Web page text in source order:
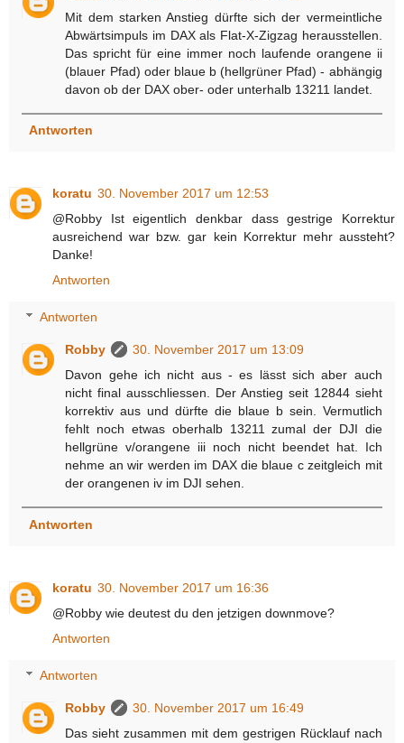
Mit dem starken Anstieg dürfte sich der vermeintliche
Abwärtsimpuls im DAX als Flat-X-Zigzag herausstellen.
Das spricht für eine immer noch laufende orangene ii
(blauer Pfad) oder blaue b (hellgrüner Pfad) - abhängig
davon ob der DAX ober- oder unterhalb 13211 landet.
Antworten
koratu 30. November 2017 um 12:53
@Robby Ist eigentlich denkbar dass gestrige Korrektur
ausreichend war bzw. gar kein Korrektur mehr aussteht?
Danke!
Antworten
Antworten
Robby
30. November 2017 um 13:09
Davon gehe ich nicht aus - es lässt sich aber auch
nicht final ausschliessen. Der Anstieg seit 12844 sieht
korrektiv aus und dürfte die blaue b sein. Vermutlich
fehlt noch etwas oberhalb 13211 zumal der DJI die
hellgrüne v/orangene iii noch nicht beendet hat. Ich
nehme an wir werden im DAX die blaue c zeitgleich mit
der orangenen iv im DJI sehen.
Antworten
koratu 30. November 2017 um 16:36
@Robby wie deutest du den jetzigen downmove?
Antworten
Antworten
Robby
30. November 2017 um 16:49
Das sieht zusammen mit dem gestrigen Rücklauf nach